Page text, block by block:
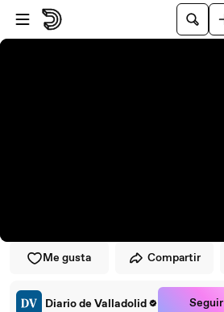
Saltar al reproductor
Saltar al contenido principal
Me gusta Compartir
Diario de Valladolid Seguir